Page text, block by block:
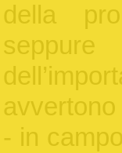
della
avvertono
- in